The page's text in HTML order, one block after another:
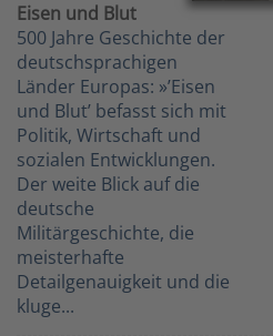
Eisen und Blut
500 Jahre Geschichte der
deutschsprachigen
Länder Europas: »’Eisen
und Blut’ befasst sich mit
Politik, Wirtschaft und
sozialen Entwicklungen.
Der weite Blick auf die
deutsche
Militärgeschichte, die
meisterhafte
Detailgenauigkeit und die
kluge...